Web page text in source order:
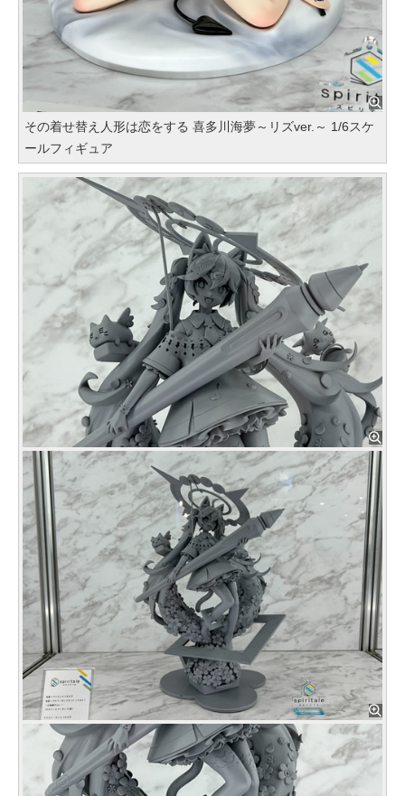
その着せ替え人形は恋をする 喜多川海夢～リズver.～ 1/6スケ
ールフィギュア